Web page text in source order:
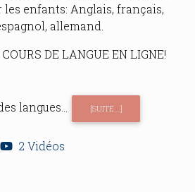
les enfants: Anglais, français,
allemand.
DE LANGUE EN LIGNE!
langues... [SUITE...]
2 Vidéos